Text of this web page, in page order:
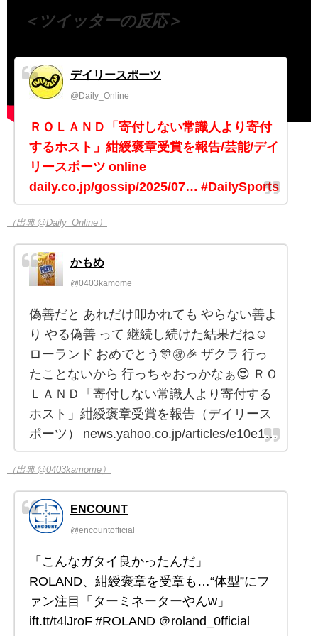
＜ツイッターの反応＞
デイリースポーツ
@Daily_Online
ＲＯＬＡＮＤ「寄付しない常識人より寄付
するホスト」紺綬褒章受賞を報告/芸能/デイ
リースポーツ online
daily.co.jp/gossip/2025/07… #DailySports
（出典 @Daily_Online）
かもめ
@0403kamome
偽善だと あれだけ叩かれても やらない善よ
り やる偽善 って 継続し続けた結果だね☺️
ローランド おめでとう🎊㊗️🎉 ザクラ 行っ
たことないから 行っちゃおっかなぁ😍 ＲＯ
ＬＡＮＤ「寄付しない常識人より寄付する
ホスト」紺綬褒章受賞を報告（デイリース
ポーツ） news.yahoo.co.jp/articles/e10e1…
（出典 @0403kamome）
ENCOUNT
@encountofficial
「こんなガタイ良かったんだ」
ROLAND、紺綬褒章を受章も…“体型”にフ
ァン注目「ターミネーターやんw」
ift.tt/t4lJroF #ROLAND ＠roland_0fficial